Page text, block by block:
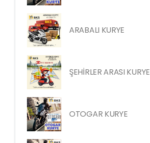
ARABALI KURYE
ŞEHİRLER ARASI KURYE
OTOGAR KURYE